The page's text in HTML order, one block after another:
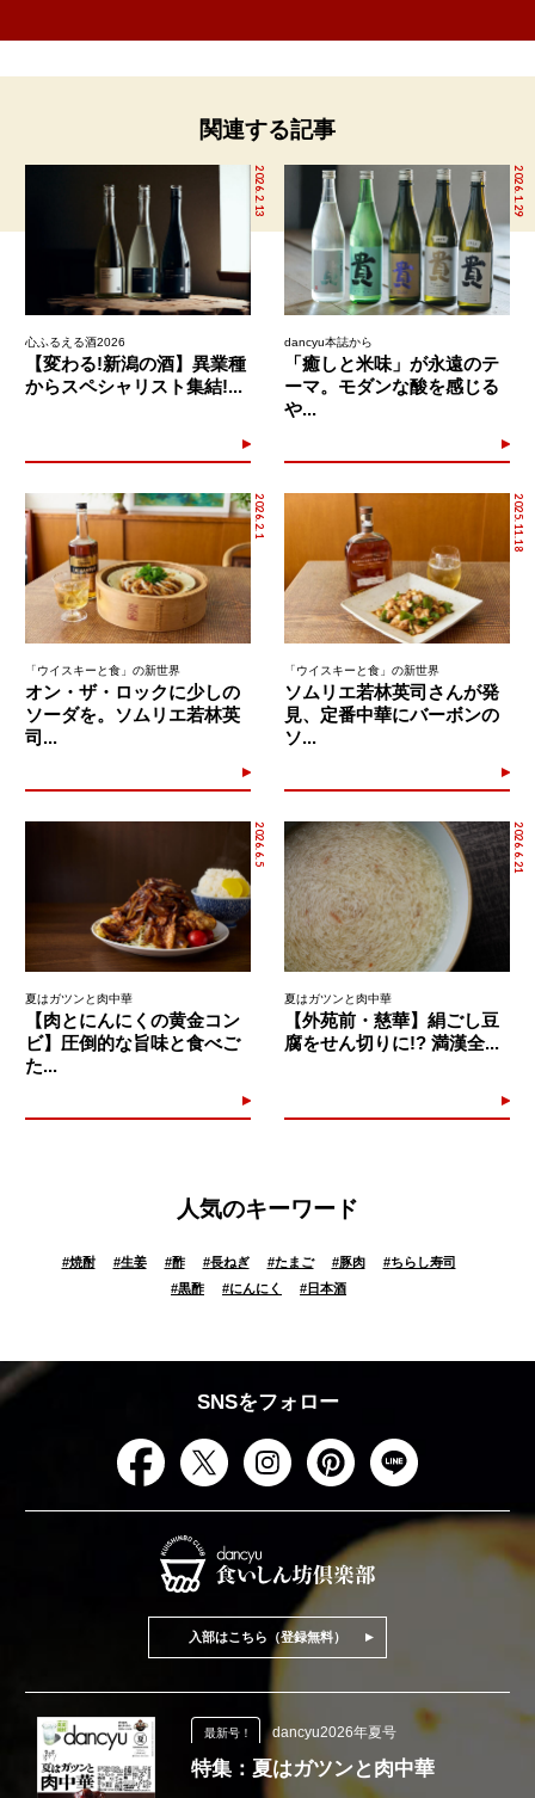
関連する記事
2026.2.13
心ふるえる酒2026
【変わる!新潟の酒】異業種
からスペシャリスト集結!...
2026.1.29
dancyu本誌から
「癒しと米味」が永遠のテ
ーマ。モダンな酸を感じる
や...
2026.2.1
「ウイスキーと食」の新世界
オン・ザ・ロックに少しの
ソーダを。ソムリエ若林英
司...
2025.11.18
「ウイスキーと食」の新世界
ソムリエ若林英司さんが発
見、定番中華にバーボンの
ソ...
2026.6.5
夏はガツンと肉中華
【肉とにんにくの黄金コン
ビ】圧倒的な旨味と食べご
た...
2026.6.21
夏はガツンと肉中華
【外苑前・慈華】絹ごし豆
腐をせん切りに!? 満漢全...
人気のキーワード
#焼酎 #生姜 #酢 #長ねぎ #たまご #豚肉 #ちらし寿司
#黒酢 #にんにく # 日本酒
SNSをフォロー
入部はこちら（登録無料）
最新号！ dancyu2026年夏号
特集：夏はガツンと肉中華